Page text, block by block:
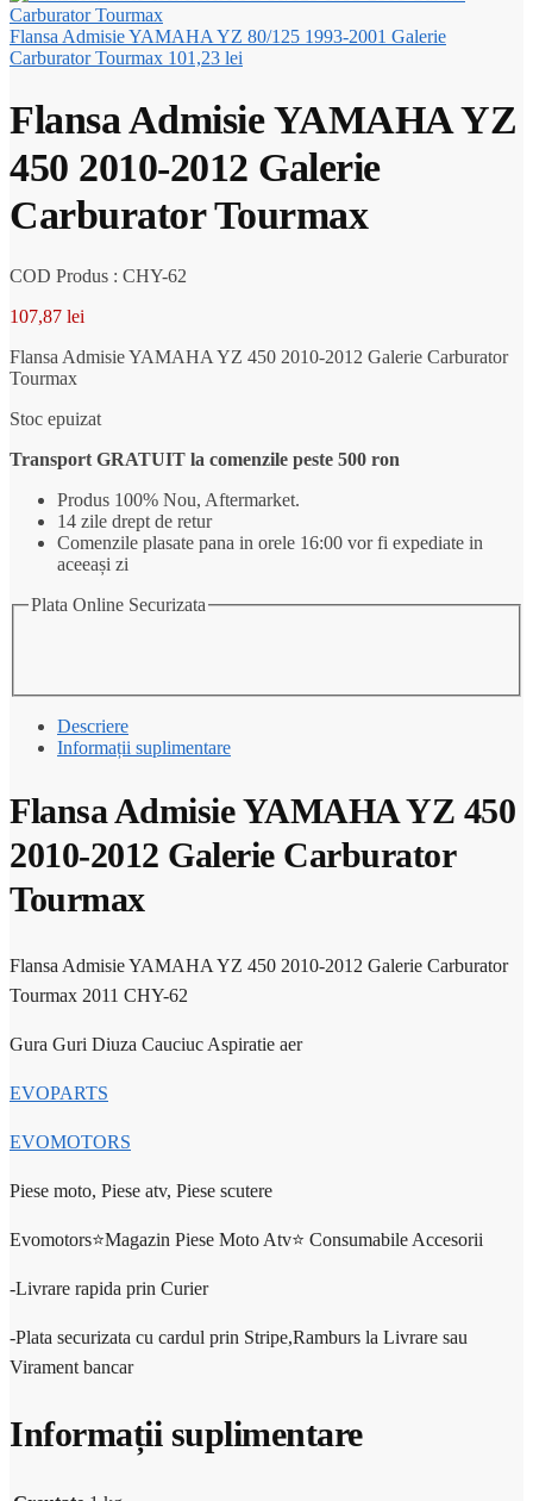
Flansa Admisie YAMAHA YZ 80/125 1993-2001 Galerie
Carburator Tourmax 101,23 lei
Flansa Admisie YAMAHA YZ
450 2010-2012 Galerie
Carburator Tourmax
COD Produs : CHY-62
107,87 lei
Flansa Admisie YAMAHA YZ 450 2010-2012 Galerie Carburator
Tourmax
Stoc epuizat
Transport GRATUIT la comenzile peste 500 ron
Produs 100% Nou, Aftermarket.
14 zile drept de retur
Comenzile plasate pana in orele 16:00 vor fi expediate in
aceeași zi
Plata Online Securizata
Descriere
Informații suplimentare
Flansa Admisie YAMAHA YZ 450
2010-2012 Galerie Carburator
Tourmax
Flansa Admisie YAMAHA YZ 450 2010-2012 Galerie Carburator
Tourmax 2011 CHY-62
Gura Guri Diuza Cauciuc Aspiratie aer
EVOPARTS
EVOMOTORS
Piese moto, Piese atv, Piese scutere
Evomotors⭐️Magazin Piese Moto Atv⭐️ Consumabile Accesorii
-Livrare rapida prin Curier
-Plata securizata cu cardul prin Stripe,Ramburs la Livrare sau
Virament bancar
Informații suplimentare